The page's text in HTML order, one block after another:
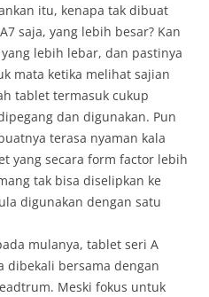
itu, kenapa tak dibuat
saja, yang lebih besar? Kan
lebih lebar, dan pastinya
mata ketika melihat sajian
tablet termasuk cukup
dan digunakan. Pun
terasa nyaman kala
yang secara form factor lebih
tak bisa diselipkan ke
digunakan dengan satu
mulanya, tablet seri A
dibekali bersama dengan
Meski fokus untuk